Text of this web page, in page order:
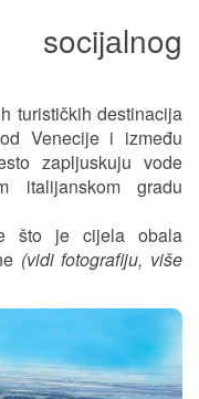
socijаlnog
turističkih destinacija
Venecije i između
zapljuskuju vode
italijanskom gradu
što je cijela obala
(vidi fotografiju, više